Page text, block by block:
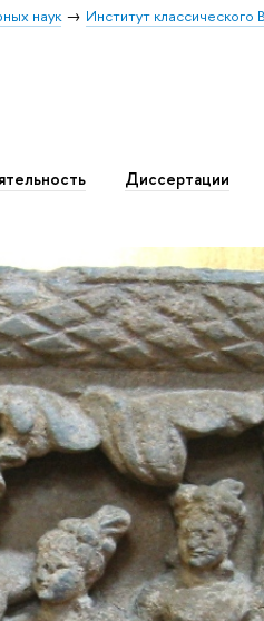
наук
Институт классического
Диссертации